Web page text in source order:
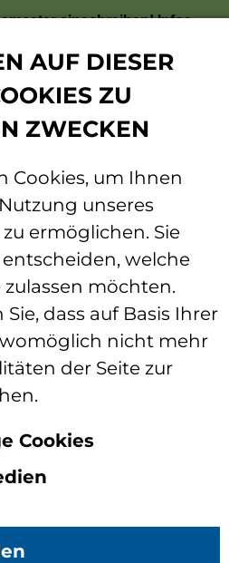
einschreiben!Infos
biogener Werkstoffe
biogener
& Söhne) und einem
Harzsystem
B.A.M.) soll weitgehend
Halbzeug hergestellt
GmbH; Dittrich &
AUF DIESER
ZU
ZWECKEN
Cookies, um Ihnen
unseres
ermöglichen. Sie
welche
zulassen möchten.
dass auf Basis Ihrer
nicht mehr
der Seite zur
Cookies